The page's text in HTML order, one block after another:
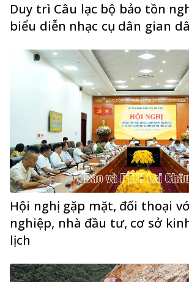
Duy trì Câu lạc bộ bảo tồn
biểu diễn nhạc cụ dân gian
Hội nghị gặp mặt, đối thoại
nghiệp, nhà đầu tư, cơ sở
lịch